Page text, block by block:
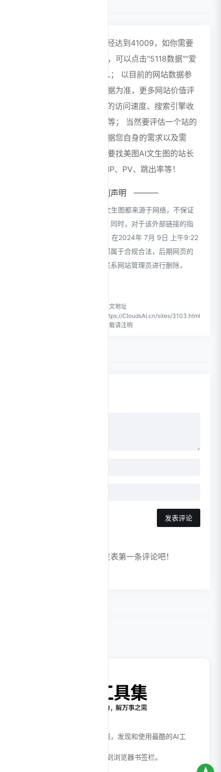
美图AI文生图浏览人数已经达到41009，如你需要
查询该站的相关权重信息，可以点击"5118数据""爱
站数据""Chinaz数据"进入； 以目前的网站数据参
考，建议大家请以爱站数据为准，更多网站价值评
估因素如：美图AI文生图的访问速度、搜索引擎收
录以及索引量、用户体验等； 当然要评估一个站的
价值，最主要还是需要根据您自身的需求以及需
要，一些确切的数据则需要找美图AI文生图的站长
进行交谈提供。如该站的IP、PV、跳出率等！
特别声明
本站CloudsAI提供的美图AI文生图都来源于网络，不保证
外部链接的准确性和完整性，同时，对于该外部链接的指
向，不由CloudsAI实际控制，在2024年 7月 9日 上午9:22
收录时，该网页上的内容，都属于合规合法，后期网页的
内容如出现违规，可以直接联系网站管理员进行删除，
本文地址
https://CloudsAI.cn/sites/3103.html
转载请注明
发表评论
暂无评论，快来发表第一条评论吧！
全面、高效的AI工具产品情报，发现和使用最酷的AI工
Ctrl + D 或 ⌘ + D 收藏本站到浏览器书签栏。